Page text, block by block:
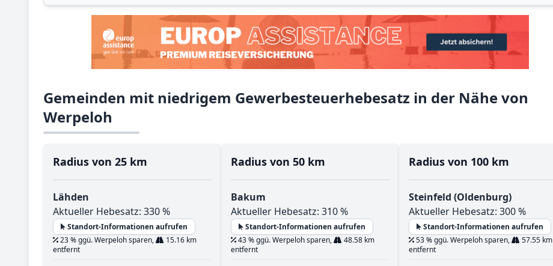
Gemeinden mit niedrigem Gewerbesteuerhebesatz in der Nähe von
Werpeloh
Radius von 25 km
Lähden
Aktueller Hebesatz: 330 %
Standort-Informationen aufrufen
23 % ggü. Werpeloh sparen,
15.16 km
entfernt
Radius von 50 km
Bakum
Aktueller Hebesatz: 310 %
Standort-Informationen aufrufen
43 % ggü. Werpeloh sparen,
48.58 km
entfernt
Radius von 100 km
Steinfeld (Oldenburg)
Aktueller Hebesatz: 300 %
Standort-Informationen aufrufen
53 % ggü. Werpeloh sparen,
57.55 km
entfernt